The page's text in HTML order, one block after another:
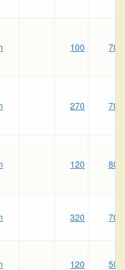
100 70
270 70
120 80
320 70
120 50